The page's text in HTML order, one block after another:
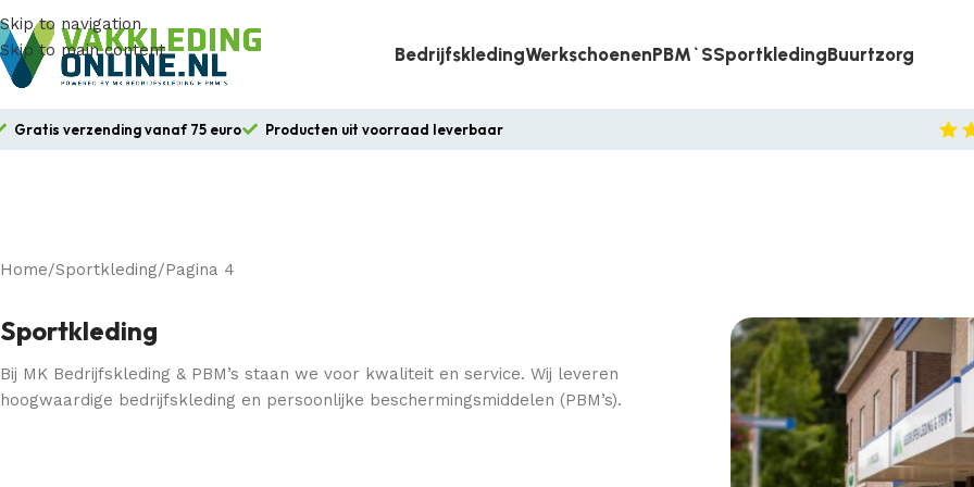
Skip to navigation
Skip to main content
BedrijfskledingWerkschoenenPBM`sSportkledingBuurtzorg
Gratis verzending vanaf 75 euro Producten uit voorraad leverbaar
Home Sportkleding Pagina 4
Sportkleding
Bij MK Bedrijfskleding & PBM’s staan we voor kwaliteit en service. Wij leveren
hoogwaardige bedrijfskleding en persoonlijke beschermingsmiddelen (PBM’s).